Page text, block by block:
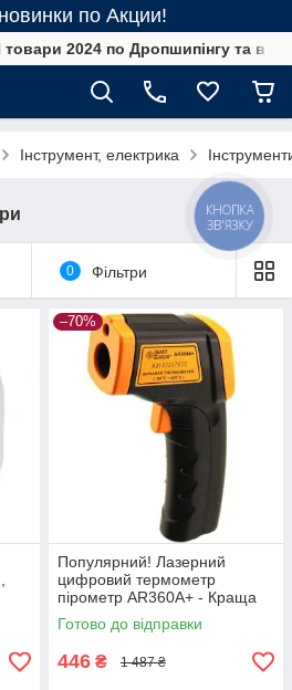
по Акции!
2024 по Дропшипінгу та в
Інструмент, електрика
0 Фільтри
–70%
Популярний! Лазерний
цифровий термометр
пірометр AR360A+ - Краща
якість тільки на
Nukleon.com.ua
Готово до відправки
446 ₴ 1 487 ₴
КНОПКА
ЗВ'ЯЗКУ